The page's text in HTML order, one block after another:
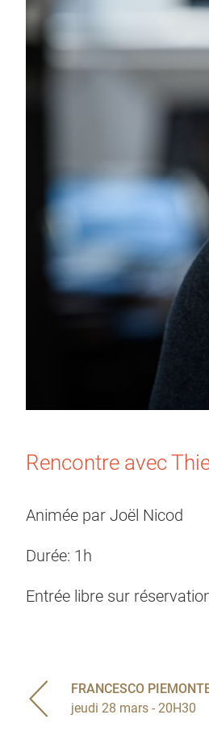
Rencontre avec
Animée par Joël Nicod
Durée: 1h
Entrée libre sur
FRANCESCO
jeudi 28 mars - 20H30